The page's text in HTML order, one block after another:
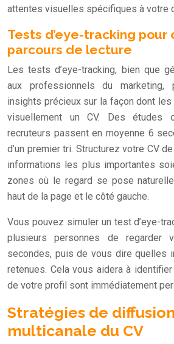
attentes visuelles spécifiques à votre
Tests d’eye-tracking pour
parcours de lecture
Les tests d’eye-tracking, bien que
aux professionnels du marketing,
insights précieux sur la façon dont les
visuellement un CV. Des études
recruteurs passent en moyenne 6
d’un premier tri. Structurez votre CV
informations les plus importantes
zones où le regard se pose
haut de la page et le côté gauche.
Vous pouvez simuler un test d’eye-
plusieurs personnes de regarder
secondes, puis de vous dire quelles
retenues. Cela vous aidera à
de votre profil sont immédiatement
Stratégies de diffusion
multicanale du CV